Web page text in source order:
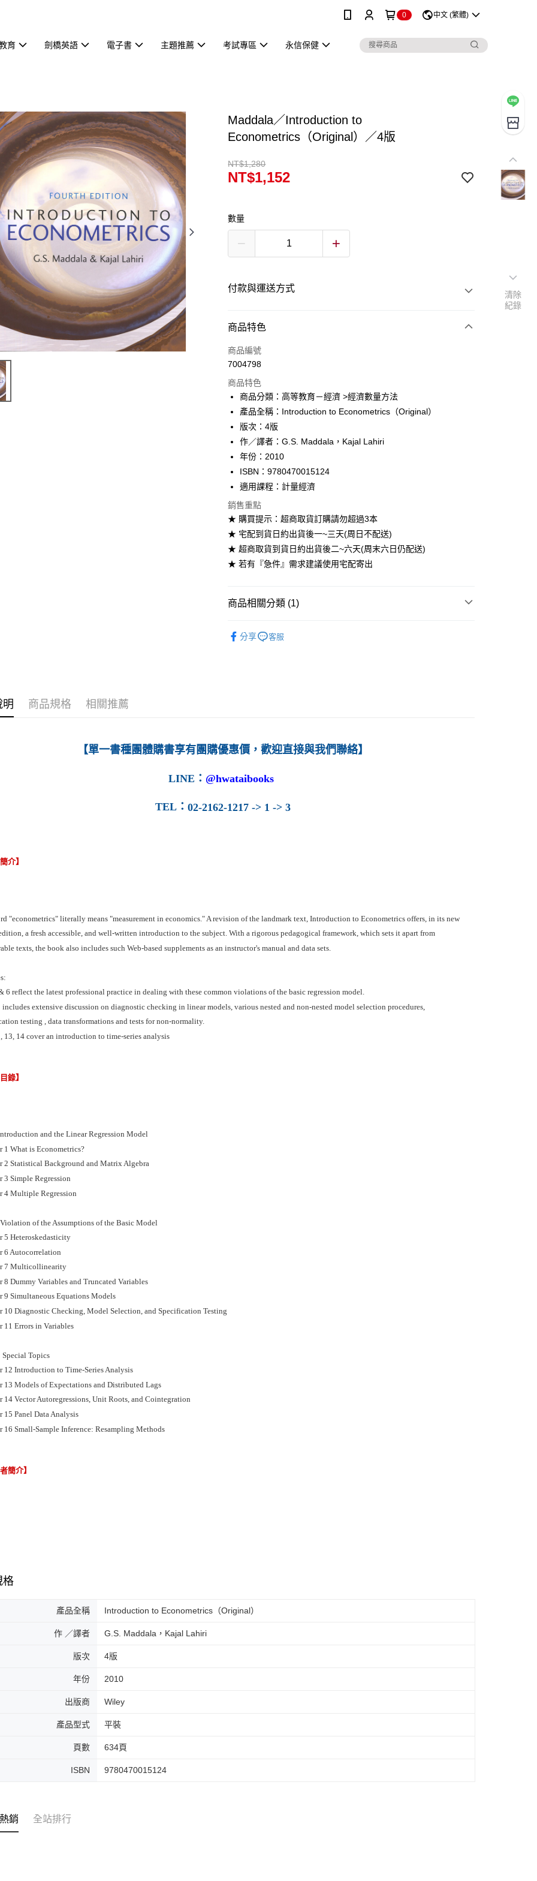
0 中文 (繁體)
育 劍橋英語 電子書 主題推薦 考試專區 永信保健
Maddala／Introduction to
Econometrics（Original）／4版
NT$1,280
NT$1,152
數量
付款與運送方式
付款方式
信用卡一次付款
Apple Pay
Google Pay
ATM付款
運送方式
每筆NT$60
付款後全家取貨
每筆NT$60
每筆NT$60
商品特色
商品編號
7004798
商品特色
商品分類：高等教育－經濟 >經濟數量方法
產品全稱：Introduction to Econometrics（Original）
版次：4版
作／譯者：G.S. Maddala，Kajal Lahiri
年份：2010
ISBN：9780470015124
適用課程：計量經濟
銷售重點
★ 購買提示：超商取貨訂購請勿超過3本
★ 宅配到貨日約出貨後一~三天(周日不配送)
★ 超商取貨到貨日約出貨後二~六天(周末六日仍配送)
★ 若有『急件』需求建議使用宅配寄出
商品相關分類 (1)
分享
客服
明 商品規格 相關推薦
【單一書種團體購書享有團購優惠價，歡迎直接與我們聯絡】
LINE ： @hwataibooks
TEL： 02-2162-1217 -> 1 -> 3
介】
"econometrics" literally means "measurement in economics." A revision of the landmark text, Introduction to Econometrics offers, in its new
a fresh accessible, and well-written introduction to the subject. With a rigorous pedagogical framework, which sets it apart from
texts, the book also includes such Web-based supplements as an instructor's manual and data sets.
6 reflect the latest professional practice in dealing with these common violations of the basic regression model.
extensive discussion on diagnostic checking in linear models, various nested and non-nested model selection procedures,
testing , data transformations and tests for non-normality.
13, 14 cover an introduction to time-series analysis
錄】
and the Linear Regression Model
1 What is Econometrics?
2 Statistical Background and Matrix Algebra
3 Simple Regression
4 Multiple Regression
of the Assumptions of the Basic Model
5 Heteroskedasticity
6 Autocorrelation
7 Multicollinearity
8 Dummy Variables and Truncated Variables
9 Simultaneous Equations Models
10 Diagnostic Checking, Model Selection, and Specification Testing
11 Errors in Variables
Special Topics
12 Introduction to Time-Series Analysis
13 Models of Expectations and Distributed Lags
14 Vector Autoregressions, Unit Roots, and Cointegration
15 Panel Data Analysis
16 Small-Sample Inference: Resampling Methods
簡介】
格
產品全稱 Introduction to Econometrics（Original）
作 ／譯者 G.S. Maddala，Kajal Lahiri
版次 4版
年份 2010
出版商 Wiley
產品型式 平裝
頁數 634頁
ISBN 9780470015124
銷 全站排行
清除
紀錄